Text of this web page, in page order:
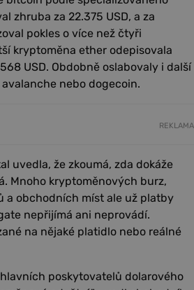
zhruba za 22.375 USD, a za
pokles o více než čtyři
kryptoměna ether odepisovala
USD. Obdobně oslabovaly i další
nebo dogecoin.
REKLAMA
uvedla, že zkoumá, zda dokáže
Mnoho kryptoměnových burz,
a obchodních míst ale už platby
nepřijímá ani neprovádí.
na nějaké platidlo nebo reálné
poskytovatelů dolarového